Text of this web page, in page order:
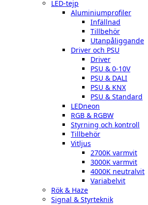
LED-tejp
Aluminiumprofiler
Infällnad
Tillbehör
Utanpåliggande
Driver och PSU
Driver
PSU & 0-10V
PSU & DALI
PSU & KNX
PSU & Standard
LEDneon
RGB & RGBW
Styrning och kontroll
Tillbehör
Vitljus
2700K varmvit
3000K varmvit
4000K neutralvit
Variabelvit
Rök & Haze
Signal & Styrteknik